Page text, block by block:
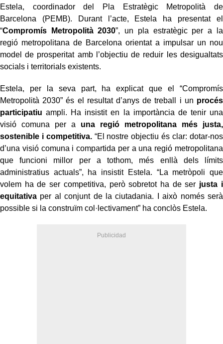
Estela, coordinador del Pla Estratègic Metropolità de
Barcelona (PEMB). Durant l’acte, Estela ha presentat el
“Compromís Metropolità 2030”, un pla estratègic per a la
regió metropolitana de Barcelona orientat a impulsar un nou
model de prosperitat amb l’objectiu de reduir les desigualtats
socials i territorials existents.
Estela, per la seva part, ha explicat que el “Compromís
Metropolità 2030” és el resultat d’anys de treball i un procés
participatiu ampli. Ha insistit en la importància de tenir una
visió comuna per a una regió metropolitana més justa,
sostenible i competitiva.“El nostre objectiu és clar: dotar-nos
d’una visió comuna i compartida per a una regió metropolitana
que funcioni millor per a tothom, més enllà dels límits
administratius actuals”, ha insistit Estela. “La metròpoli que
volem ha de ser competitiva, però sobretot ha de ser justa i
equitativa per al conjunt de la ciutadania. I això només serà
possible si la construïm col·lectivament” ha conclòs Estela.